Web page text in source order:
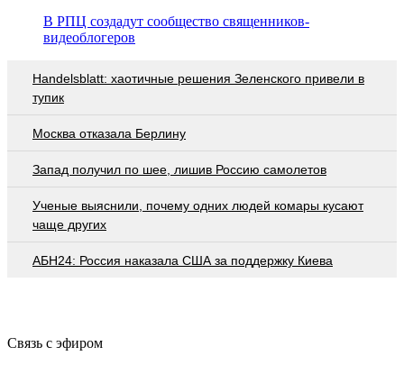
В РПЦ создадут сообщество священников-
видеоблогеров
Handelsblatt: хаотичные решения Зеленского привели в
тупик
Москва отказала Берлину
Запад получил по шее, лишив Россию самолетов
Ученые выяснили, почему одних людей комары кусают
чаще других
АБН24: Россия наказала США за поддержку Киева
Связь с эфиром